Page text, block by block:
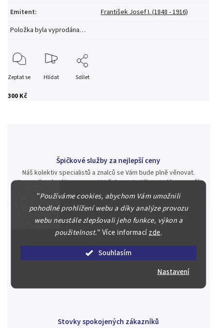
"Používáme cookies, abychom Vám umožnili
pohodlné prohlížení webu a díky analýze provozu
webu neustále zlepšovali jeho funkce, výkon a
použitelnost." Více informacízde.
Souhlasím
Nastavení
300 Kč
Emitent:
František Josef I. (1848 - 1916)
Položka byla vyprodána…
Zeptat se Hlídat Sdílet
Špičkové služby za nejlepší ceny
Náš kolektiv specialistů a znalců se Vám bude plně věnovat.
Posoudíme kvalitu a pravost Vašeho materiálu, prodáme v naší
aukci nebo Vám poradíme kam investovat.
Během té doby jsme v našich aukcích prodali významné sbírky i
jednotlivé kusy unikátních mincí, bankovek, řádů a vyznamenání
Stovky spokojených zákazníků